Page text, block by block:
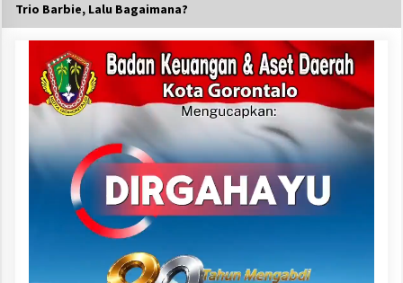
Trio Barbie, Lalu Bagaimana?